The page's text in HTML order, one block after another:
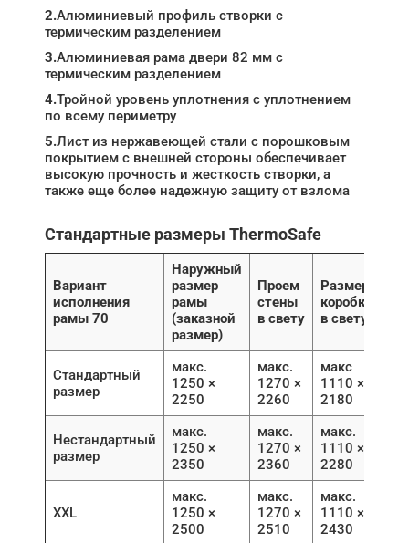
2.Алюминиевый профиль створки с
термическим разделением
3.Алюминиевая рама двери 82 мм с
термическим разделением
4.Тройной уровень уплотнения с уплотнением
по всему периметру
5.Лист из нержавеющей стали с порошковым
покрытием с внешней стороны обеспечивает
высокую прочность и жесткость створки, а
также еще более надежную защиту от взлома
Стандартные размеры ThermoSafe
Вариант
исполнения
рамы 70
Наружный
размер
рамы
(заказной
размер)
Проем
стены
в свету
Размер
коробки
в свету
Стандартный
размер
макс.
1250 ×
2250
макс.
1270 ×
2260
макс
1110 ×
2180
Нестандартный
размер
макс.
1250 ×
2350
макс.
1270 ×
2360
макс.
1110 ×
2280
XXL
макс.
1250 ×
2500
макс.
1270 ×
2510
макс.
1110 ×
2430